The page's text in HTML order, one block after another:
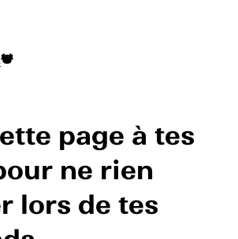
page à tes
ne rien
lors de tes